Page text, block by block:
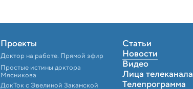
Проекты
Доктор на работе. Прямой эфир
Простые истины доктора
Мясникова
ДокТок с Эвелиной Закамской
Статьи
Новости
Видео
Лица телеканала
Телепрограмма